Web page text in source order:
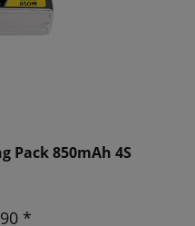
Pack 850mAh 4S
*